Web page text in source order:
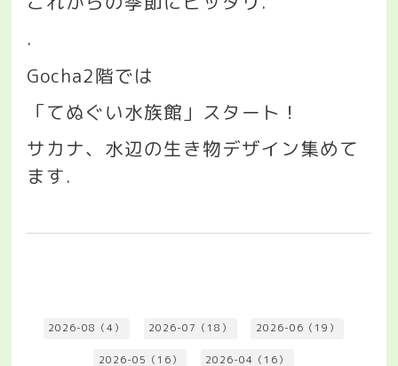
.
Gocha2階では
「てぬぐい水族館」スタート！
サカナ、水辺の生き物デザイン集めて
ます.
2026-08（4） 2026-07（18） 2026-06（19）
2026-05（16） 2026-04（16）